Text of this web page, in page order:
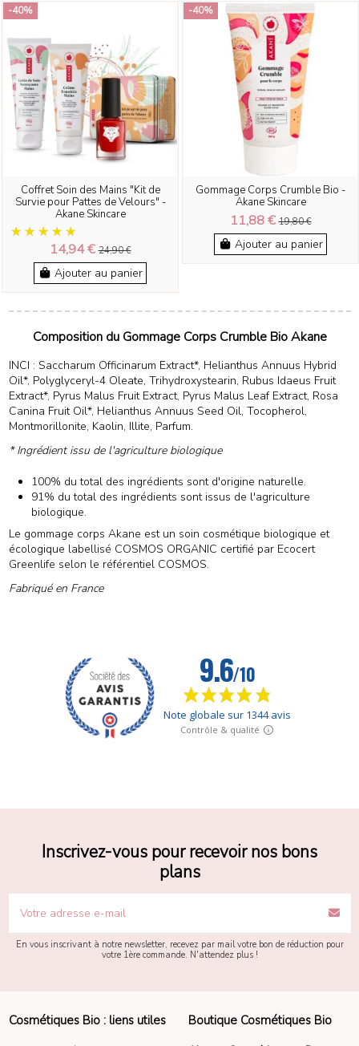
-40%
Coffret Soin des Mains "Kit de
Survie pour Pattes de Velours" -
Akane Skincare
14,94 €24,90 €
Ajouter au panier
-40%
Gommage Corps Crumble Bio -
Akane Skincare
11,88 €19,80 €
Ajouter au panier
Composition du Gommage Corps Crumble Bio Akane
INCI : Saccharum Officinarum Extract*, Helianthus Annuus Hybrid
Oil*, Polyglyceryl-4 Oleate, Trihydroxystearin, Rubus Idaeus Fruit
Extract*, Pyrus Malus Fruit Extract, Pyrus Malus Leaf Extract, Rosa
Canina Fruit Oil*, Helianthus Annuus Seed Oil, Tocopherol,
Montmorillonite, Kaolin, Illite, Parfum.
* Ingrédient issu de l'agriculture biologique
100% du total des ingrédients sont d'origine naturelle.
91% du total des ingrédients sont issus de l'agriculture
biologique.
Le gommage corps Akane est un soin cosmétique biologique et
écologique labellisé COSMOS ORGANIC certifié par Ecocert
Greenlife selon le référentiel COSMOS.
Fabriqué en France
Inscrivez-vous pour recevoir nos bons
plans
En vous inscrivant à notre newsletter, recevez par mail votre bon de réduction pour
votre 1ère commande. N'attendez plus !
Cosmétiques Bio : liens utiles Boutique Cosmétiques Bio